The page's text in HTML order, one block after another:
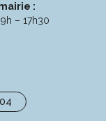
:
– 17h30